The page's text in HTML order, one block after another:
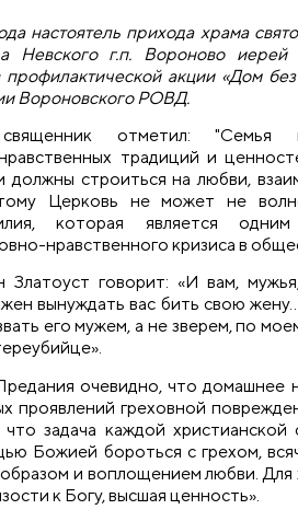
настоятель прихода храма
Невского г.п. Вороново
профилактической акции «Дом
Вороновского РОВД.
отметил: "Семья
традиций и
должны строиться на любви,
Церковь не может не
которая является
нравственного кризиса в
Златоуст говорит: «И вам,
вынуждать вас бить свою
его мужем, а не зверем, по
очевидно, что домашнее
проявлений греховной
задача каждой христианской
Божией бороться с грехом,
и воплощением любви. Для
к Богу, высшая ценность».